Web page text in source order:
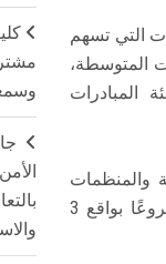
التي تسهم
المتوسطة،
المبادرات
والمنظمات
الأممية، إلى جانب عرض المشروعات الفائزة خلال المؤتمر الوطني للمبادرة، الذي يضم 18 مشروعًا بواقع 3